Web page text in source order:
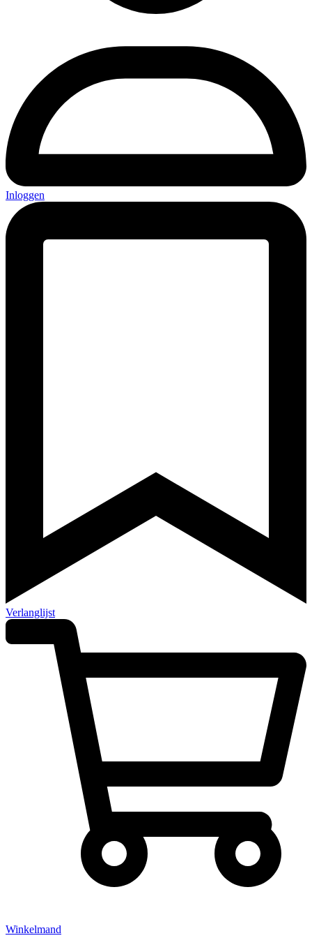
Inloggen
Verlanglijst
Winkelmand